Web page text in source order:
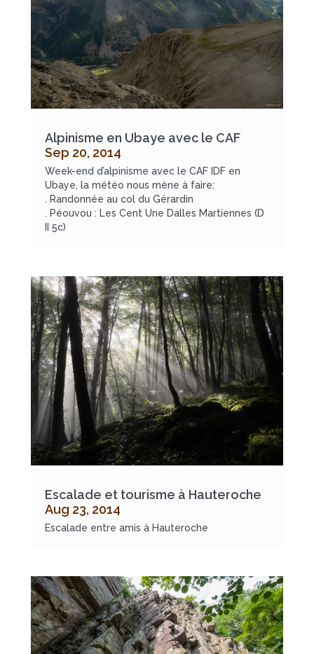
Alpinisme en Ubaye avec le CAF
Sep 20, 2014
Week-end d’alpinisme avec le CAF IDF en
Ubaye, la météo nous mène à faire:
. Randonnée au col du Gérardin
. Péouvou : Les Cent Une Dalles Martiennes (D
II 5c)
Escalade et tourisme à Hauteroche
Aug 23, 2014
Escalade entre amis à Hauteroche